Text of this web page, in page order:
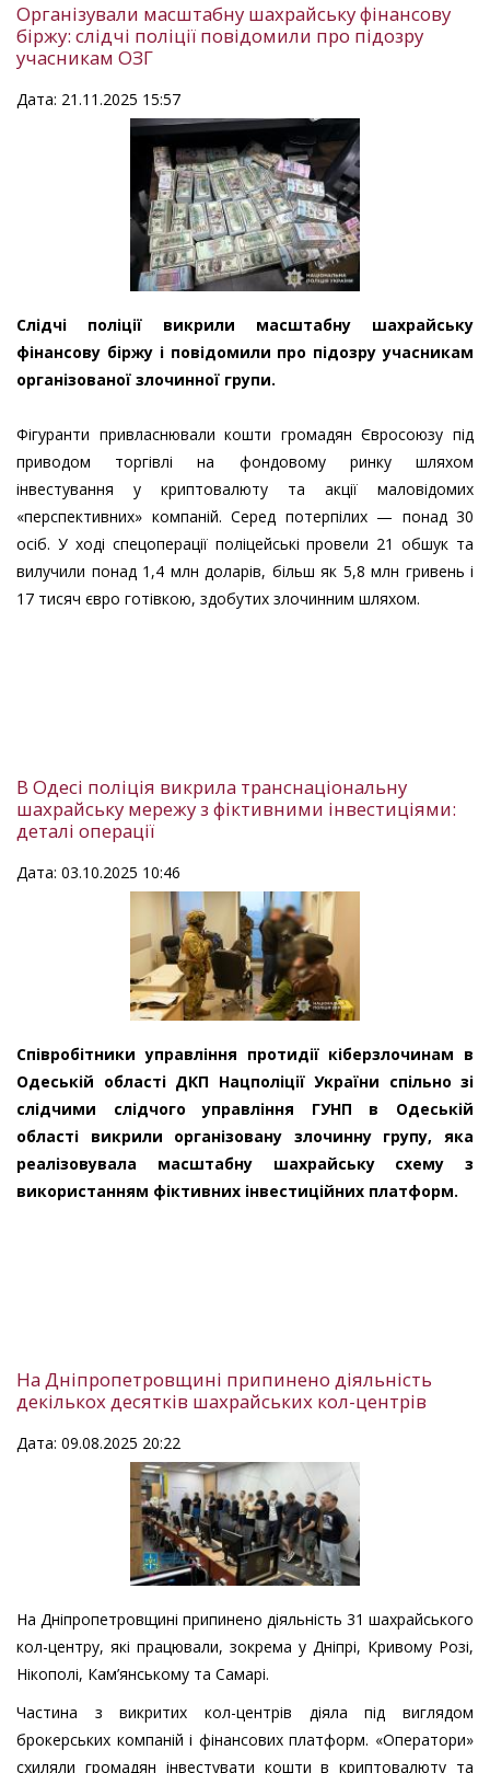
Організували масштабну шахрайську фінансову
біржу: слідчі поліції повідомили про підозру
учасникам ОЗГ
Дата: 21.11.2025 15:57
Слідчі поліції викрили масштабну шахрайську
фінансову біржу і повідомили про підозру учасникам
організованої злочинної групи.
Фігуранти привласнювали кошти громадян Євросоюзу під
приводом торгівлі на фондовому ринку шляхом
інвестування у криптовалюту та акції маловідомих
«перспективних» компаній. Серед потерпілих — понад 30
осіб. У ході спецоперації поліцейські провели 21 обшук та
вилучили понад 1,4 млн доларів, більш як 5,8 млн гривень і
17 тисяч євро готівкою, здобутих злочинним шляхом.
В Одесі поліція викрила транснаціональну
шахрайську мережу з фіктивними інвестиціями:
деталі операції
Дата: 03.10.2025 10:46
Співробітники управління протидії кіберзлочинам в
Одеській області ДКП Нацполіції України спільно зі
слідчими слідчого управління ГУНП в Одеській
області викрили організовану злочинну групу, яка
реалізовувала масштабну шахрайську схему з
використанням фіктивних інвестиційних платформ.
На Дніпропетровщині припинено діяльність
декількох десятків шахрайських кол-центрів
Дата: 09.08.2025 20:22
На Дніпропетровщині припинено діяльність 31 шахрайського
кол-центру, які працювали, зокрема у Дніпрі, Кривому Розі,
Нікополі, Кам’янському та Самарі.
Частина з викритих кол-центрів діяла під виглядом
брокерських компаній і фінансових платформ. «Оператори»
схиляли громадян інвестувати кошти в криптовалюту та